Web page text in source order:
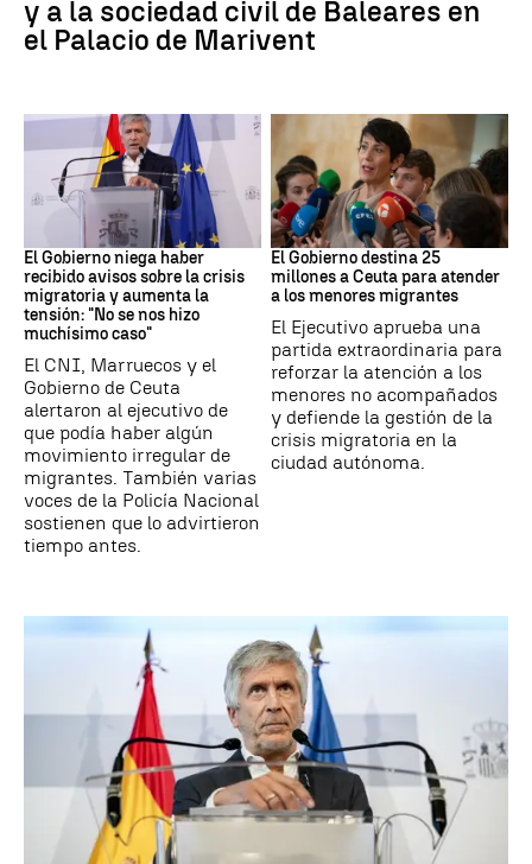
y a la sociedad civil de Baleares en
el Palacio de Marivent
El Gobierno niega haber
recibido avisos sobre la crisis
migratoria y aumenta la
tensión: "No se nos hizo
muchísimo caso"
El CNI, Marruecos y el
Gobierno de Ceuta
alertaron al ejecutivo de
que podía haber algún
movimiento irregular de
migrantes. También varias
voces de la Policía Nacional
sostienen que lo advirtieron
tiempo antes.
Crisis migratoria
El Gobierno destina 25
millones a Ceuta para atender
a los menores migrantes
El Ejecutivo aprueba una
partida extraordinaria para
reforzar la atención a los
menores no acompañados
y defiende la gestión de la
crisis migratoria en la
ciudad autónoma.